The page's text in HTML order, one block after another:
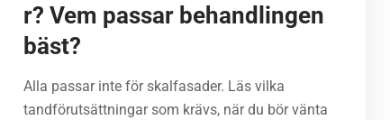
r? Vem passar behandlingen
bäst?
Alla passar inte för skalfasader. Läs vilka
tandförutsättningar som krävs, när du bör vänta